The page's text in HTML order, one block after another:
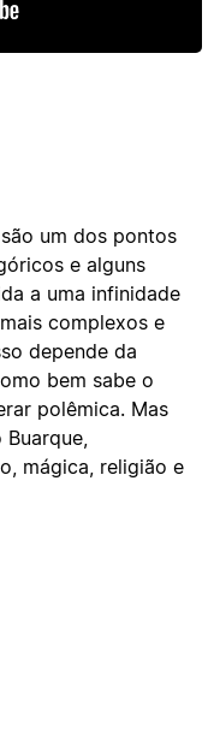
um dos pontos
e alguns
a uma infinidade
complexos e
depende da
bem sabe o
polêmica. Mas
mágica, religião e